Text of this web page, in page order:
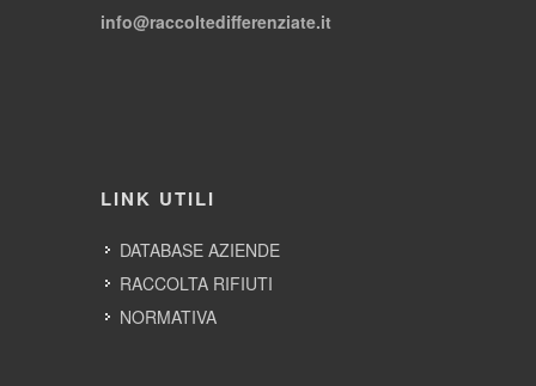
info@raccoltedifferenziate.it
LINK UTILI
DATABASE AZIENDE
RACCOLTA RIFIUTI
NORMATIVA